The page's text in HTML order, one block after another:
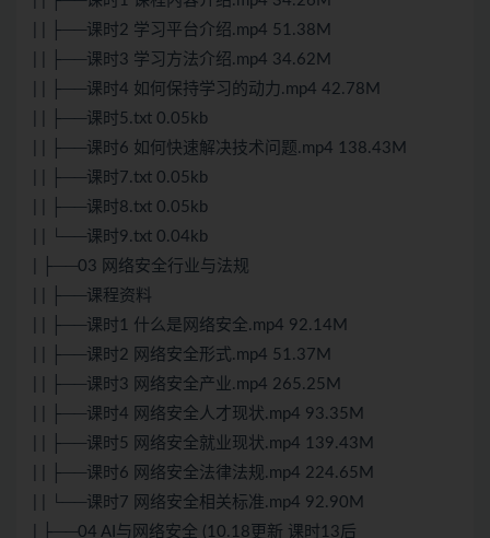
| | ├──课时2 学习平台介绍.mp4 51.38M
| | ├──课时3 学习方法介绍.mp4 34.62M
| | ├──课时4 如何保持学习的动力.mp4 42.78M
| | ├──课时5.txt 0.05kb
| | ├──课时6 如何快速解决技术问题.mp4 138.43M
| | ├──课时7.txt 0.05kb
| | ├──课时8.txt 0.05kb
| | └──课时9.txt 0.04kb
| ├──03 网络安全行业与法规
| | ├──课程资料
| | ├──课时1 什么是网络安全.mp4 92.14M
| | ├──课时2 网络安全形式.mp4 51.37M
| | ├──课时3 网络安全产业.mp4 265.25M
| | ├──课时4 网络安全人才现状.mp4 93.35M
| | ├──课时5 网络安全就业现状.mp4 139.43M
| | ├──课时6 网络安全法律法规.mp4 224.65M
| | └──课时7 网络安全相关标准.mp4 92.90M
| ├──04 AI与网络安全 (10.18更新 课时13后